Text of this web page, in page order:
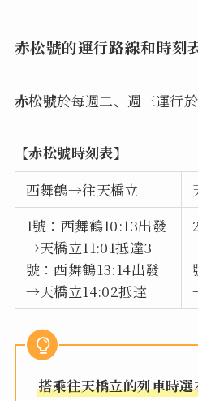
赤松號的運行路線和時刻
赤松號於每週二、週三運行於
【赤松號時刻表】
西舞鶴→往天橋立
1號：西舞鶴10:13出發
→天橋立11:01抵達3
號：西舞鶴13:14出發
→天橋立14:02抵達
搭乘往天橋立的列車時